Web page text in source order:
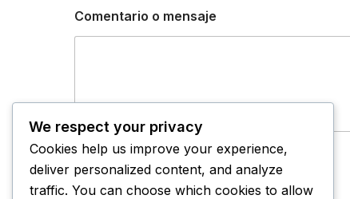
o
C
o
t
r
i
Comentario o mensaje
Enviar
We respect your privacy
Cookies help us improve your experience,
deliver personalized content, and analyze
traffic. You can choose which cookies to allow